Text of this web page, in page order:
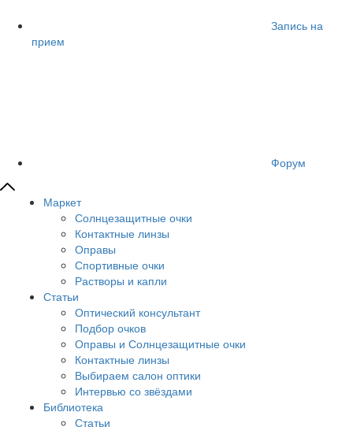
Запись на
прием
Форум
Маркет
Солнцезащитные очки
Контактные линзы
Оправы
Спортивные очки
Растворы и капли
Статьи
Оптический консультант
Подбор очков
Оправы и Солнцезащитные очки
Контактные линзы
Выбираем салон оптики
Интервью со звёздами
Библиотека
Статьи